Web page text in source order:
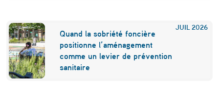
r
e
c
u
JUIL 2026
Quand la sobriété foncière
positionne l’aménagement
comme un levier de prévention
sanitaire